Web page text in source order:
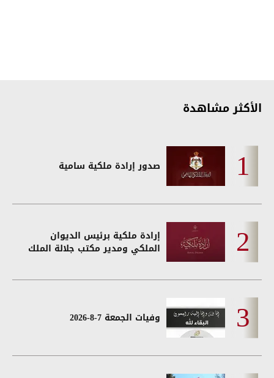
الأكثر مشاهدة
صدور إرادة ملكية سامية
إرادة ملكية برئيس الديوان
الملكي ومدير مكتب جلالة الملك
وفيات الجمعة 7-8-2026